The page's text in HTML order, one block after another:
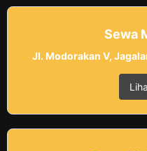
Sewa
Jl. Modorakan V,